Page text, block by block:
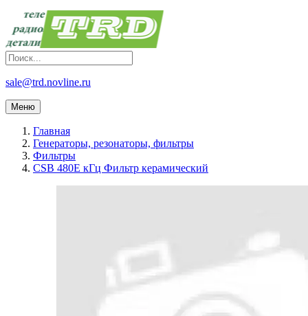
sale@trd.novline.ru
Меню
Главная
Генераторы, резонаторы, фильтры
Фильтры
CSB 480E кГц Фильтр керамический